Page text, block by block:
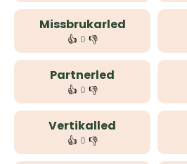
Missbrukarled
👍 0 👎
Partnerled
👍 0 👎
Vertikalled
👍 0 👎